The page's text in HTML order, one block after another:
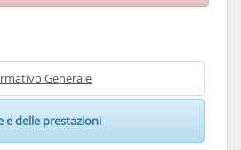
Generale
e delle prestazioni